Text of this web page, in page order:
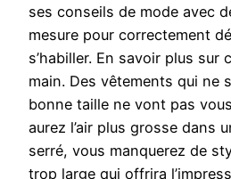
ses conseils de mode avec
mesure pour correctement
s’habiller. En savoir plus sur
main. Des vêtements qui ne
bonne taille ne vont pas
aurez l’air plus grosse dans
serré, vous manquerez de
trop large qui offrira